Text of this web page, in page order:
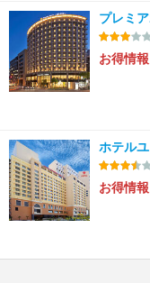
プレミ
お得情報
ホテル
お得情報